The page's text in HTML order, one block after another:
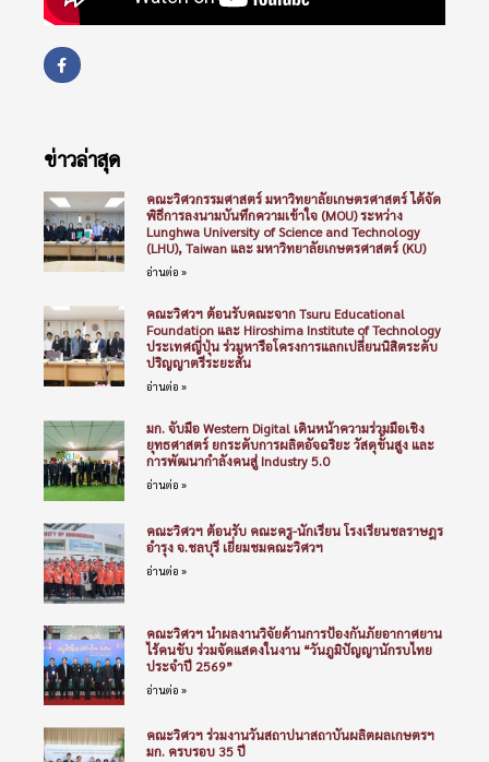
ข่าวล่าสุด
คณะวิศวกรรมศาสตร์ มหาวิทยาลัยเกษตรศาสตร์ ได้จัด
พิธีการลงนามบันทึกความเข้าใจ (MOU) ระหว่าง
Lunghwa University of Science and Technology
(LHU), Taiwan และ มหาวิทยาลัยเกษตรศาสตร์ (KU)
อ่านต่อ »
คณะวิศวฯ ต้อนรับคณะจาก Tsuru Educational
Foundation และ Hiroshima Institute of Technology
ประเทศญี่ปุ่น ร่วมหารือโครงการแลกเปลี่ยนนิสิตระดับ
ปริญญาตรีระยะสั้น
อ่านต่อ »
มก. จับมือ Western Digital เดินหน้าความร่วมมือเชิง
ยุทธศาสตร์ ยกระดับการผลิตอัจฉริยะ วัสดุขั้นสูง และ
การพัฒนากำลังคนสู่ Industry 5.0
อ่านต่อ »
คณะวิศวฯ ต้อนรับ คณะครู-นักเรียน โรงเรียนชลราษฎร
อำรุง จ.ชลบุรี เยี่ยมชมคณะวิศวฯ
อ่านต่อ »
คณะวิศวฯ นำผลงานวิจัยด้านการป้องกันภัยอากาศยาน
ไร้คนขับ ร่วมจัดแสดงในงาน “วันภูมิปัญญานักรบไทย
ประจำปี 2569”
อ่านต่อ »
คณะวิศวฯ ร่วมงานวันสถาปนาสถาบันผลิตผลเกษตรฯ
มก. ครบรอบ 35 ปี